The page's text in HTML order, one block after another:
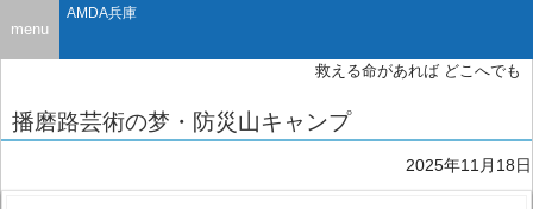
AMDA兵庫
救える命があれば どこへでも
播磨路芸術の梦・防災山キャンプ
2025年11月18日
menu